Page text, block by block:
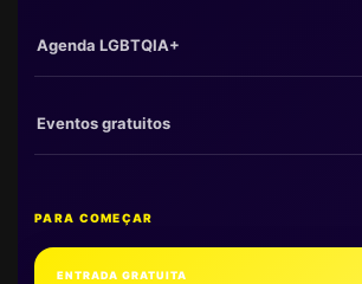
Agenda LGBTQIA+
Eventos gratuitos
PARA COMEÇAR
ENTRADA GRATUITA